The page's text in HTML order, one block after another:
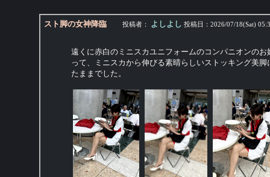
スト脚の女神降臨 投稿者： よしよし 投稿日： 2026/07/18(Sat)
遠くに赤白のミニスカユニフォームのコンパニオンの
って、ミニスカから伸びる素晴らしいストッキング美
たままでした。